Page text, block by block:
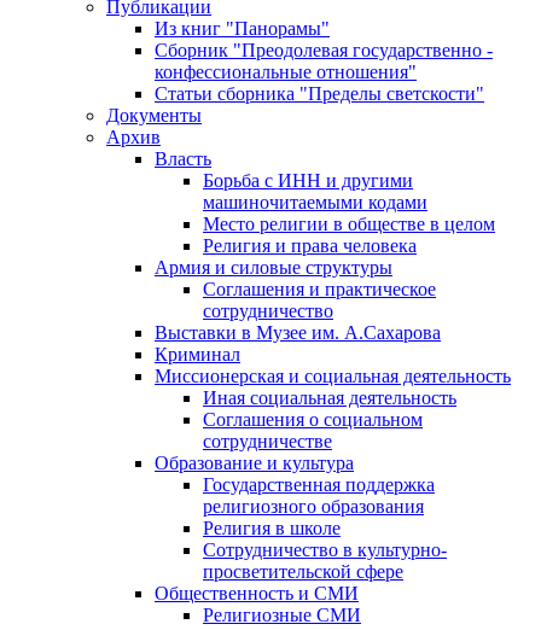
Публикации
Из книг "Панорамы"
Сборник "Преодолевая государственно -
конфессиональные отношения"
Статьи сборника "Пределы светскости"
Документы
Архив
Власть
Борьба с ИНН и другими
машиночитаемыми кодами
Место религии в обществе в целом
Религия и права человека
Армия и силовые структуры
Соглашения и практическое
сотрудничество
Выставки в Музее им. А.Сахарова
Криминал
Миссионерская и социальная деятельность
Иная социальная деятельность
Соглашения о социальном
сотрудничестве
Образование и культура
Государственная поддержка
религиозного образования
Религия в школе
Сотрудничество в культурно-
просветительской сфере
Общественность и СМИ
Религиозные СМИ